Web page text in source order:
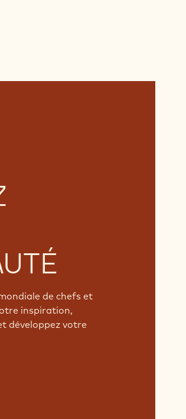
de chefs et
inspiration,
développez votre